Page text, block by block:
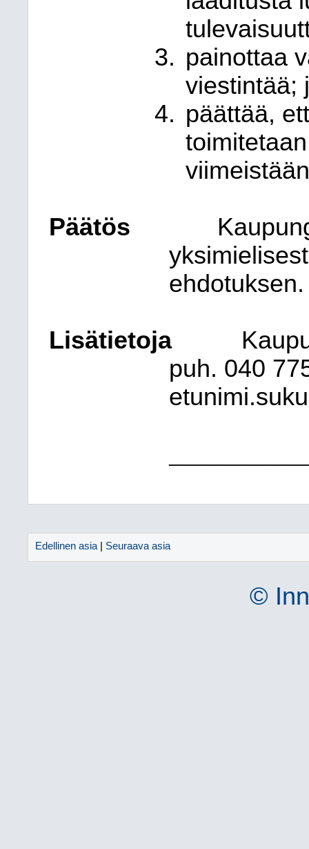
painottaa
viestintää;
päättää,
viimeistään
Päätös
ehdotuksen.
Lisätietoja
puh. 040
Edellinen asia Seuraava asia
©